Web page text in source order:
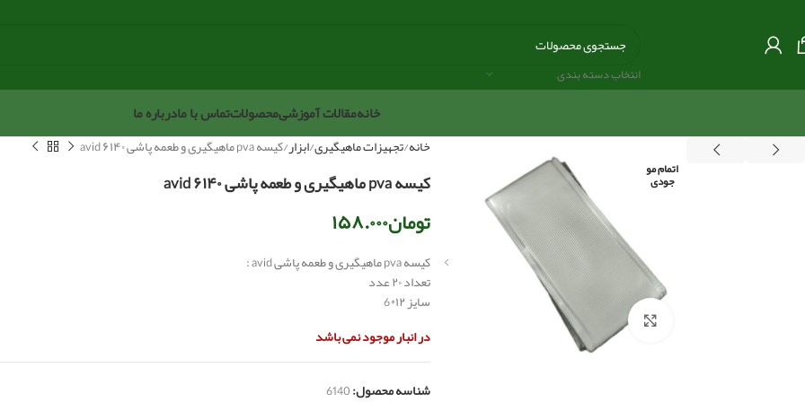
انتخاب دسته بندی
خانهمقالات آموزشیمحصولاتتماس با مادرباره ما
اتمام مو
جودی
بزرگنمایی تصویر
خانه تجهیزات ماهیگیری ابزار کیسه pva ماهیگیری و طعمه پاشی avid ۶۱۴۰
کیسه pva ماهیگیری و طعمه پاشی avid ۶۱۴۰
تومان۱۵۸.۰۰۰
کیسه pva ماهیگیری و طعمه پاشی avid :
تعداد ۲۰ عدد
سایز ۱۲*6
در انبار موجود نمی باشد
شناسه محصول:6140